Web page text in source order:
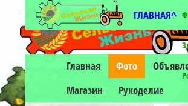
ГЛАВНАЯ^
Главная Фото
Магазин
Рукоделие